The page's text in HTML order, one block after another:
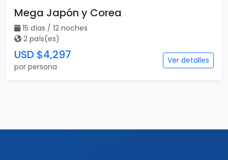
Mega Japón y Corea
15 días / 12 noches
2 país(es)
USD $4,297
por persona
Ver detalles